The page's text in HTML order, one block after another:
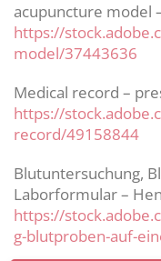
acupuncture model
https://
model/37443636
Medical record –
https://
record/49158844
Blutuntersuchung,
Laborformular –
https://
g-blutproben-auf-